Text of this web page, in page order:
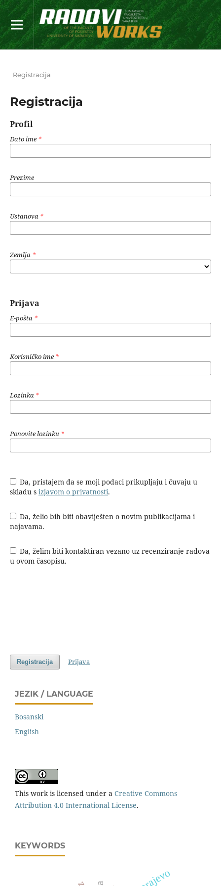
Registracija
Registracija
Profil
Dato ime*
Prezime
Ustanova *
Zemlja *
Prijava
E-pošta *
Korisničko ime*
Lozinka *
Ponovite lozinku *
Da, pristajem da se moji podaci prikupljaju i čuvaju u
skladu s izjavom o privatnosti.
Da, želio bih biti obaviješten o novim publikacijama i
najavama.
Da, želim biti kontaktiran vezano uz recenziranje radova
u ovom časopisu.
Registracija Prijava
JEZIK / LANGUAGE
Bosanski
English
This work is licensed under a Creative Commons
Attribution 4.0 International License.
KEYWORDS